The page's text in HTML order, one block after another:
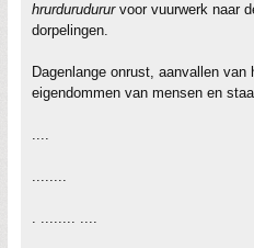
hrurdurudururvoor vuurwerk naar
dorpelingen.
Dagenlange onrust, aanvallen
eigendommen van mensen en
....
........
. ........ ....